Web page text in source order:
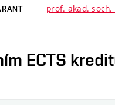
prof. akad.
ECTS